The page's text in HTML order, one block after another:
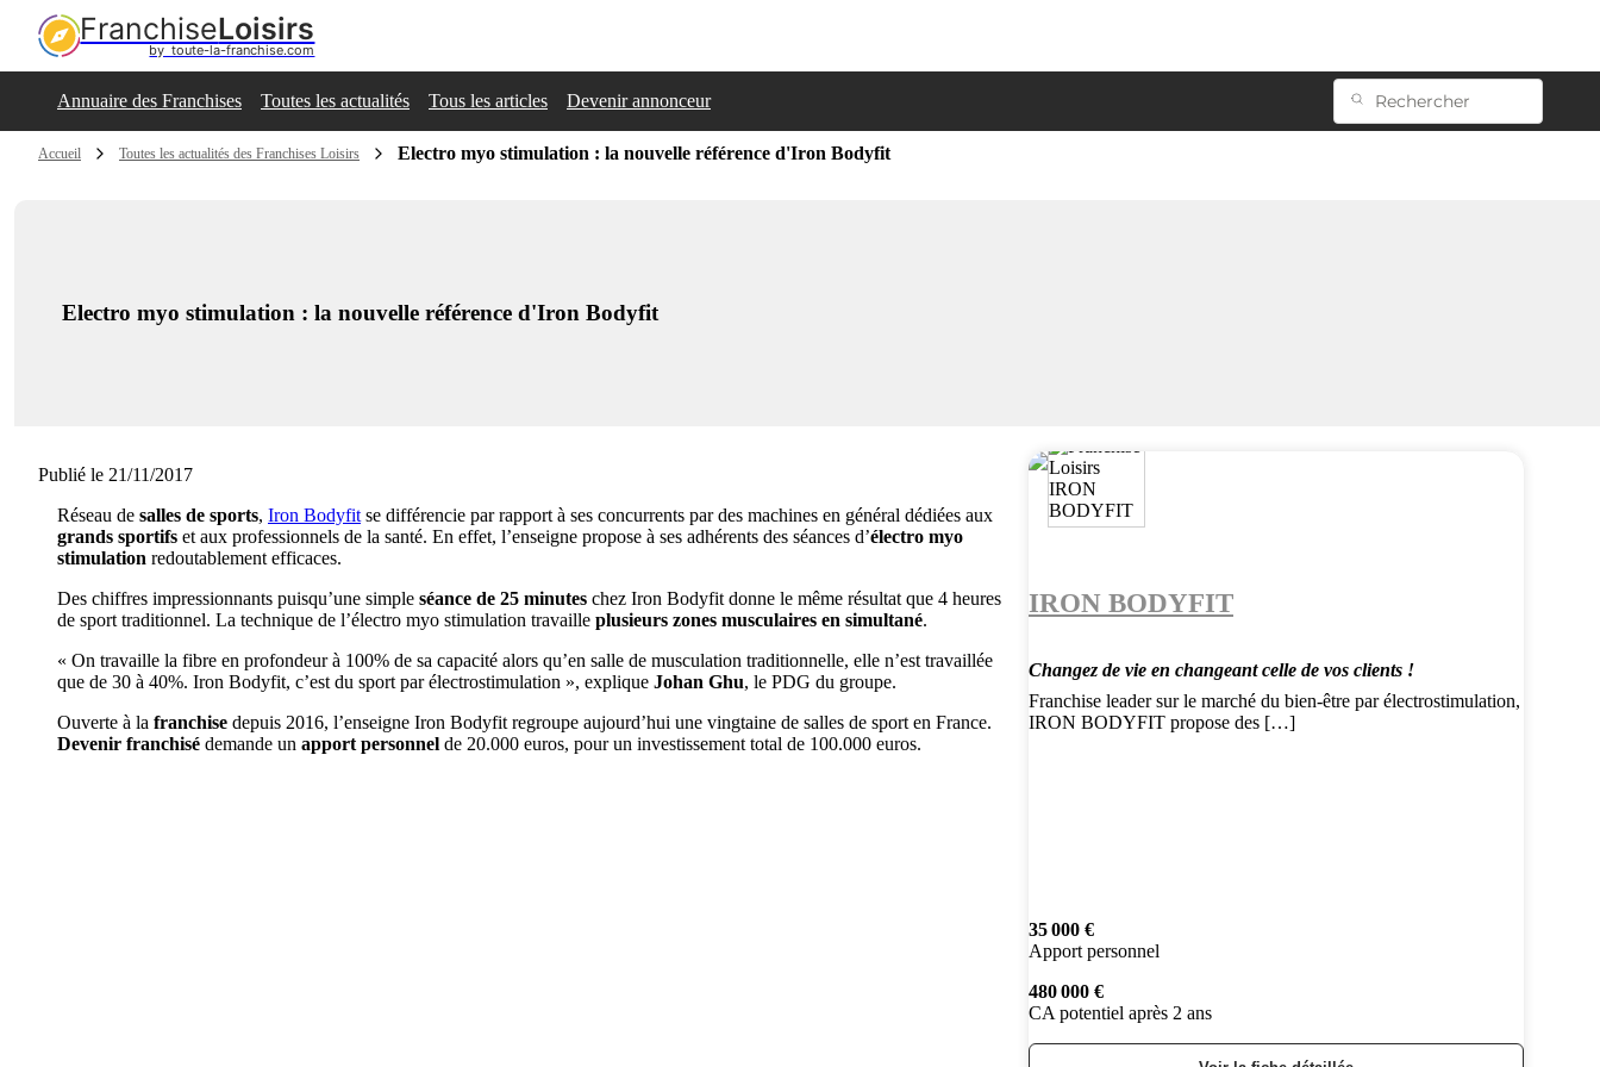
FranchiseLoisirs
by  toute-la-franchise.com
Annuaire des Franchises Toutes les actualités Tous les articles Devenir annonceur
Accueil Toutes les actualités des Franchises Loisirs Electro myo stimulation : la nouvelle référence d'Iron Bodyfit
Electro myo stimulation : la nouvelle référence d'Iron Bodyfit
Publié le 21/11/2017
Réseau de salles de sports, Iron Bodyfit se différencie par rapport à ses concurrents par des machines en général dédiées aux
grands sportifs et aux professionnels de la santé. En effet, l’enseigne propose à ses adhérents des séances d’électro myo
stimulation redoutablement efficaces.
Des chiffres impressionnants puisqu’une simple séance de 25 minutes chez Iron Bodyfit donne le même résultat que 4 heures
de sport traditionnel. La technique de l’électro myo stimulation travaille plusieurs zones musculaires en simultané.
« On travaille la fibre en profondeur à 100% de sa capacité alors qu’en salle de musculation traditionnelle, elle n’est travaillée
que de 30 à 40%. Iron Bodyfit, c’est du sport par électrostimulation », explique Johan Ghu, le PDG du groupe.
Ouverte à la franchise depuis 2016, l’enseigne Iron Bodyfit regroupe aujourd’hui une vingtaine de salles de sport en France.
Devenir franchisé demande un apport personnel de 20.000 euros, pour un investissement total de 100.000 euros.
IRON BODYFIT
Changez de vie en changeant celle de vos clients !
Franchise leader sur le marché du bien-être par électrostimulation,
IRON BODYFIT propose des […]
35 000 €
Apport personnel
480 000 €
CA potentiel après 2 ans